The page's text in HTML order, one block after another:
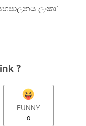
ලංකා’
?
FUNNY
0